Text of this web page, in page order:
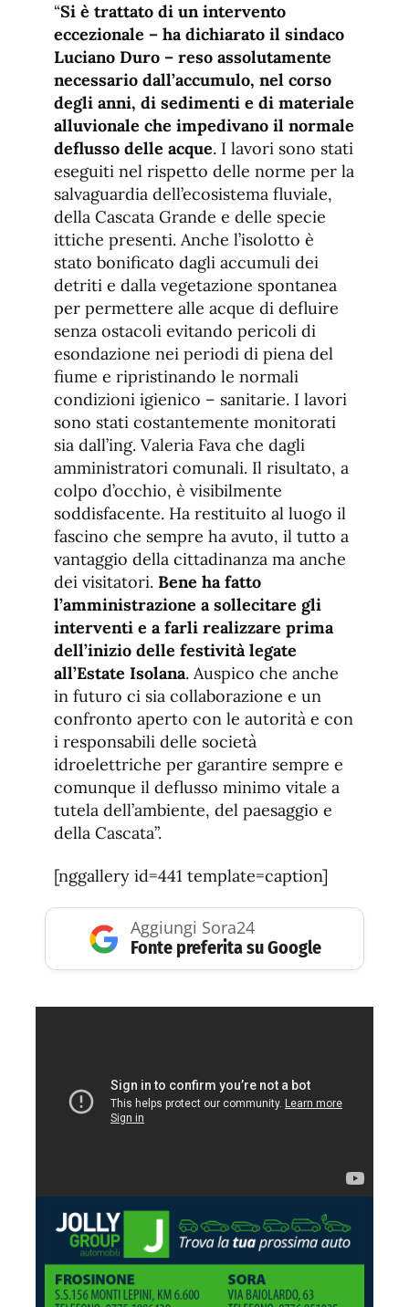
“Si è trattato di un intervento
eccezionale – ha dichiarato il sindaco
Luciano Duro – reso assolutamente
necessario dall’accumulo, nel corso
degli anni, di sedimenti e di materiale
alluvionale che impedivano il normale
deflusso delle acque. I lavori sono stati
eseguiti nel rispetto delle norme per la
salvaguardia dell’ecosistema fluviale,
della Cascata Grande e delle specie
ittiche presenti. Anche l’isolotto è
stato bonificato dagli accumuli dei
detriti e dalla vegetazione spontanea
per permettere alle acque di defluire
senza ostacoli evitando pericoli di
esondazione nei periodi di piena del
fiume e ripristinando le normali
condizioni igienico – sanitarie. I lavori
sono stati costantemente monitorati
sia dall’ing. Valeria Fava che dagli
amministratori comunali. Il risultato, a
colpo d’occhio, è visibilmente
soddisfacente. Ha restituito al luogo il
fascino che sempre ha avuto, il tutto a
vantaggio della cittadinanza ma anche
dei visitatori. Bene ha fatto
l’amministrazione a sollecitare gli
interventi e a farli realizzare prima
dell’inizio delle festività legate
all’Estate Isolana. Auspico che anche
in futuro ci sia collaborazione e un
confronto aperto con le autorità e con
i responsabili delle società
idroelettriche per garantire sempre e
comunque il deflusso minimo vitale a
tutela dell’ambiente, del paesaggio e
della Cascata”.
[nggallery id=441 template=caption]
Aggiungi Sora24
Fonte preferita su Google